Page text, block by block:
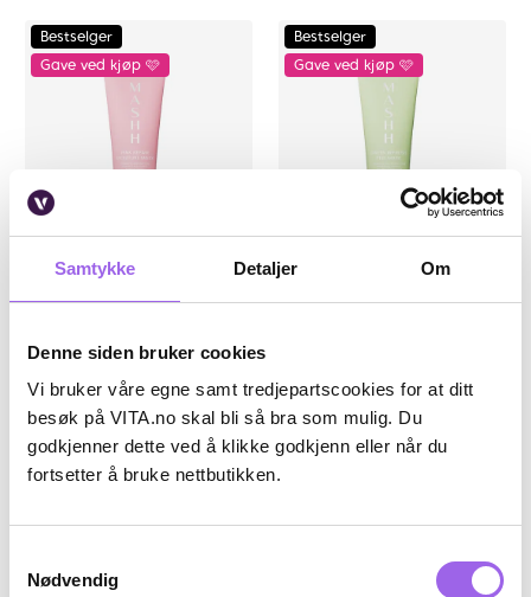
Samtykke Detaljer Om
Denne siden bruker cookies
Vi bruker våre egne samt tredjepartscookies for at ditt
besøk på VITA.no skal bli så bra som mulig. Du
godkjenner dette ved å klikke godkjenn eller når du
fortsetter å bruke nettbutikken.
Nødvendig
Bestselger
Gave ved kjøp 🩷
Karakter:
(90)
4.7 av 5 mulige
MASHH
På lager på Vita.no
På lager i 42 butikker
299,- 299 NOK
Kjøp
Bestselger
Gave ved kjøp 🩷
Karakter:
4.7 av 5 mulige
MASHH
På lager i 23 butikker
299,-299 NOK
Bestselger
Bestselger